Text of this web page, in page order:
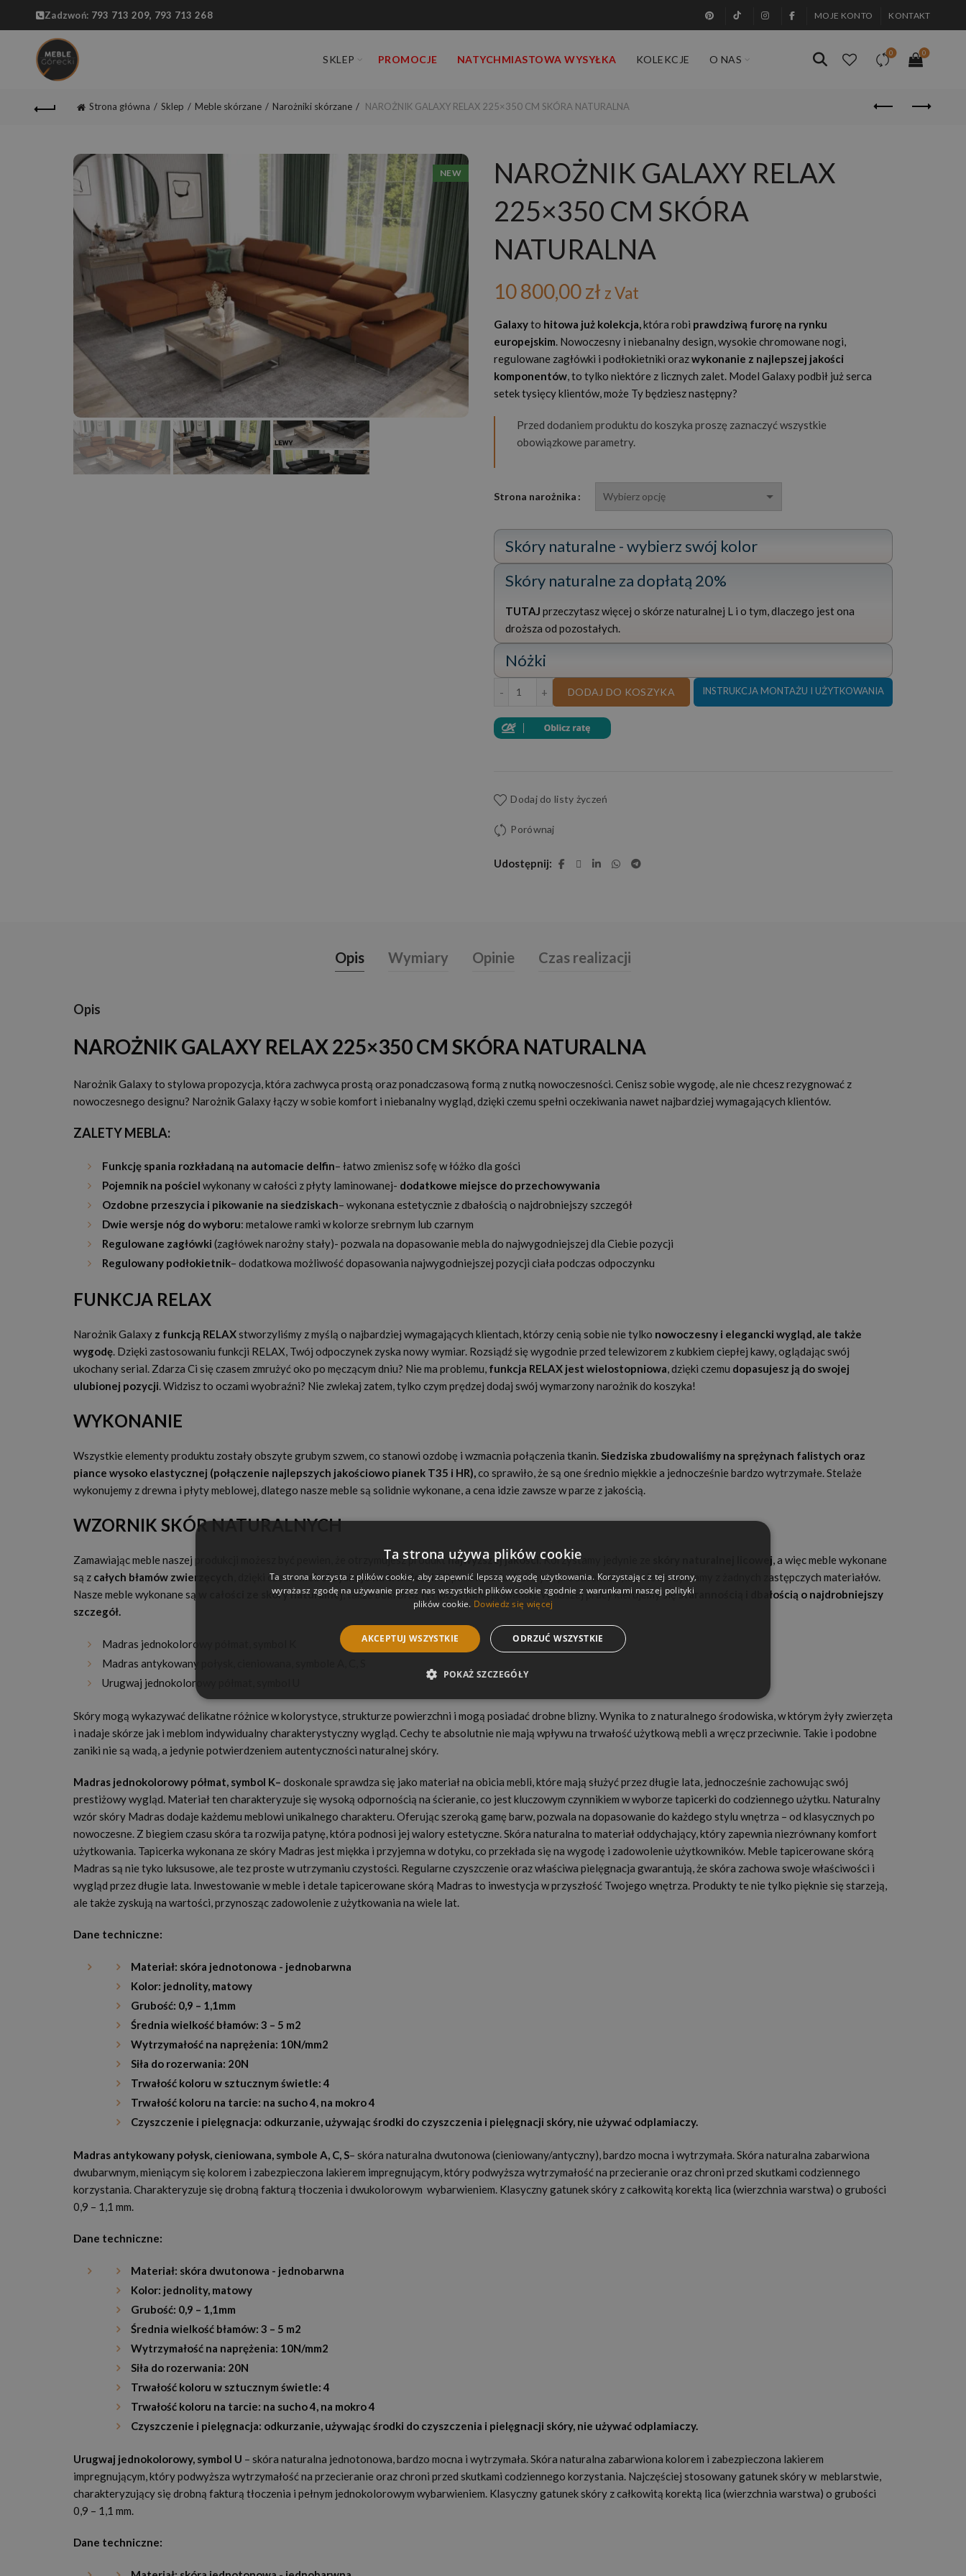
Zadzwoń: 793 713 209, 793 713 268 MOJE KONTO KONTAKT
SKLEP PROMOCJE NATYCHMIASTOWA WYSYŁKA KOLEKCJE O NAS
0 0
Strona główna Sklep Meble skórzane Narożniki skórzane NAROŻNIK GALAXY RELAX 225×350 CM SKÓRA NATURALNA
NEW
NAROŻNIK GALAXY RELAX
225×350 CM SKÓRA
NATURALNA
10 800,00zł z Vat
Galaxyto hitowa już kolekcja,która robi prawdziwą furorę na rynku
europejskim. Nowoczesny i niebanalny design, wysokie chromowane nogi,
regulowane zagłówki i podłokietniki orazwykonanie z najlepszej jakości
komponentów, to tylko niektóre z licznych zalet. Model Galaxy podbił już serca
setek tysięcy klientów, może Ty będziesz następny?
Przed dodaniem produktu do koszyka proszę zaznaczyć wszystkie
obowiązkowe parametry.
Strona narożnika
Skóry naturalne - wybierz swój kolor
Skóry naturalne za dopłatą 20%
TUTAJ przeczytasz więcej o skórze naturalnej L i o tym, dlaczego jest ona
droższa od pozostałych.
Nóżki
ilość NAROŻNIK GALAXY RELAX 225x350 CM SKÓRA NATURALNA
DODAJ DO KOSZYKA INSTRUKCJA MONTAŻU I UŻYTKOWANIA
Dodaj do listy życzeń
Porównaj
Udostępnij
Opis Wymiary Opinie Czas realizacji
Opis
NAROŻNIK GALAXY RELAX 225×350 CM SKÓRA NATURALNA
Narożnik Galaxy to stylowa propozycja, która zachwyca prostą oraz ponadczasową formą z nutką nowoczesności. Cenisz sobie wygodę, ale nie chcesz rezygnować z
nowoczesnego designu? Narożnik Galaxy łączy w sobie komfort i niebanalny wygląd, dzięki czemu spełni oczekiwania nawet najbardziej wymagających klientów.
ZALETY MEBLA:
Funkcję spania rozkładaną na automacie delfin– łatwo zmienisz sofę w łóżko dla gości
Pojemnik na pościel wykonany w całości z płyty laminowanej- dodatkowe miejsce do przechowywania
Ozdobne przeszycia i pikowanie na siedziskach– wykonana estetycznie z dbałością o najdrobniejszy szczegół
Dwie wersje nóg do wyboru: metalowe ramki w kolorze srebrnym lub czarnym
Regulowane zagłówki (zagłówek narożny stały)- pozwala na dopasowanie mebla do najwygodniejszej dla Ciebie pozycji
Regulowany podłokietnik– dodatkowa możliwość dopasowania najwygodniejszej pozycji ciała podczas odpoczynku
FUNKCJA RELAX
Narożnik Galaxy z funkcją RELAXstworzyliśmy z myślą o najbardziej wymagających klientach, którzy cenią sobie nie tylko nowoczesny i elegancki wygląd, ale także
wygodę. Dzięki zastosowaniu funkcji RELAX, Twój odpoczynek zyska nowy wymiar. Rozsiądź się wygodnie przed telewizorem z kubkiem ciepłej kawy, oglądając swój
ukochany serial. Zdarza Ci się czasem zmrużyć oko po męczącym dniu? Nie ma problemu, funkcja RELAX jest wielostopniowa, dzięki czemu dopasujesz ją do swojej
ulubionej pozycji. Widzisz to oczami wyobraźni? Nie zwlekaj zatem, tylko czym prędzej dodaj swój wymarzony narożnik do koszyka!
WYKONANIE
Wszystkie elementy produktu zostały obszyte grubym szwem, co stanowi ozdobę i wzmacnia połączenia tkanin.Siedziska zbudowaliśmy na sprężynach falistych oraz
piance wysoko elastycznej (połączenie najlepszych jakościowo pianek T35 i HR),co sprawiło, że są one średnio miękkie a jednocześnie bardzo wytrzymałe. Stelaże
wykonujemy z drewna i płyty meblowej, dlatego nasze meble są solidnie wykonane, a cena idzie zawsze w parze z jakością.
WZORNIK SKÓR NATURALNYCH
Zamawiając meble naszej produkcji możesz być pewien, że otrzymujesz produkt najwyższej jakości . Korzystamy jedynie ze skóry naturalnej licowej, a więc meble wykonane
są z całych błamów zwierzęcych , dzięki czemumebel zyskuje na trwałości . W porównaniu do innych producentów, my nie korzystamy z żadnych zastępczych materiałów.
Nasze meble wykonane są
w całości ze skóry naturalnej, także boki oraz tył (poza funkcją spania). W naszej pracy kierujemy sięstarannością i dbałością o najdrobniejszy
szczegół.
Madras jednokolorowy półmat, symbol K
Madras antykowany połysk, cieniowana, symbole A, C, S
Urugwaj jednokolorowy półmat, symbol U
Skóry mogą wykazywać delikatne różnice w kolorystyce, strukturze powierzchni i mogą posiadać drobne blizny. Wynika to z naturalnego środowiska, w którym żyły zwierzęta
i nadaje skórze jak i meblom indywidualny charakterystyczny wygląd. Cechy te absolutnie nie mają wpływu na trwałość użytkową mebli a wręcz przeciwnie. Takie i podobne
zaniki nie są wadą, a jedynie potwierdzeniem autentyczności naturalnej skóry.
Madras jednokolorowy półmat, symbol K– doskonale sprawdza się jako materiał na obicia mebli, które mają służyć przez długie lata, jednocześnie zachowując swój
prestiżowy wygląd. Materiał ten charakteryzuje się wysoką odpornością na ścieranie, co jest kluczowym czynnikiem w wyborze tapicerki do codziennego użytku. Naturalny
wzór skóry Madras dodaje każdemu meblowi unikalnego charakteru. Oferując szeroką gamę barw, pozwala na dopasowanie do każdego stylu wnętrza – od klasycznych po
nowoczesne. Z biegiem czasu skóra ta rozwija patynę, która podnosi jej walory estetyczne. Skóra naturalna to materiał oddychający, który zapewnia niezrównany komfort
użytkowania. Tapicerka wykonana ze skóry Madras jest miękka i przyjemna w dotyku, co przekłada się na wygodę i zadowolenie użytkowników. Meble tapicerowane skórą
Madras są nie tyko luksusowe, ale tez proste w utrzymaniu czystości. Regularne czyszczenie oraz właściwa pielęgnacja gwarantują, że skóra zachowa swoje właściwości i
wygląd przez długie lata. Inwestowanie w meble i detale tapicerowane skórą Madras to inwestycja w przyszłość Twojego wnętrza. Produkty te nie tylko pięknie się starzeją,
ale także zyskują na wartości, przynosząc zadowolenie z użytkowania na wiele lat.
Dane techniczne:
Materiał: skóra jednotonowa - jednobarwna
Kolor: jednolity, matowy
Grubość: 0,9 – 1,1mm
Średnia wielkość błamów: 3 – 5 m2
Wytrzymałość na naprężenia: 10N/mm2
Siła do rozerwania: 20N
Trwałość koloru w sztucznym świetle: 4
Trwałość koloru na tarcie: na sucho 4, na mokro 4
Czyszczenie i pielęgnacja: odkurzanie, używając środki do czyszczenia i pielęgnacji skóry, nie używać odplamiaczy.
Madras antykowany połysk, cieniowana, symbole A, C, S– skóra naturalna dwutonowa (cieniowany/antyczny), bardzo mocna i wytrzymała. Skóra naturalna zabarwiona
dwubarwnym, mieniącym się kolorem i zabezpieczona lakierem impregnującym, który podwyższa wytrzymałość na przecieranie oraz chroni przed skutkami codziennego
korzystania. Charakteryzuje się drobną fakturą tłoczenia i dwukolorowym wybarwieniem. Klasyczny gatunek skóry z całkowitą korektą lica (wierzchnia warstwa) o grubości
0,9 – 1,1 mm.
Dane techniczne:
Materiał: skóra dwutonowa - jednobarwna
Kolor: jednolity, matowy
Grubość: 0,9 – 1,1mm
Średnia wielkość błamów: 3 – 5 m2
Wytrzymałość na naprężenia: 10N/mm2
Siła do rozerwania: 20N
Trwałość koloru w sztucznym świetle: 4
Trwałość koloru na tarcie: na sucho 4, na mokro 4
Czyszczenie i pielęgnacja: odkurzanie, używając środki do czyszczenia i pielęgnacji skóry, nie używać odplamiaczy.
Urugwaj jednokolorowy, symbol U – skóra naturalna jednotonowa, bardzo mocna i wytrzymała. Skóra naturalna zabarwiona kolorem i zabezpieczona lakierem
impregnującym, który podwyższa wytrzymałość na przecieranie oraz chroni przed skutkami codziennego korzystania. Najczęściej stosowany gatunek skóry w meblarstwie,
charakteryzujący się drobną fakturą tłoczenia i pełnym jednokolorowym wybarwieniem. Klasyczny gatunek skóry z całkowitą korektą lica (wierzchnia warstwa) o grubości
0,9 – 1,1 mm.
Dane techniczne:
Ta strona używa plików cookie
Ta strona korzysta z plików cookie, aby zapewnić lepszą wygodę użytkowania. Korzystając z tej strony,
wyrażasz zgodę na używanie przez nas wszystkich plików cookie zgodnie z warunkami naszej polityki
plików cookie. Dowiedz się więcej
AKCEPTUJ WSZYSTKIE ODRZUĆ WSZYSTKIE
POKAŻ SZCZEGÓŁY